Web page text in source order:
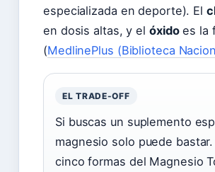
especializada en deporte). El
en dosis altas, y el óxidoes la
(MedlinePlus (Biblioteca
EL TRADE-OFF
Si buscas un suplemento
magnesio solo puede
cinco formas del Magnesio